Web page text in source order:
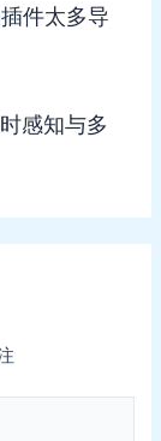
件太多导
感知与多